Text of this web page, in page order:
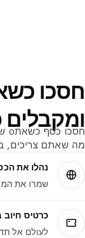
חסכו
מה שאתם צריכים,
נהלו את
שמרו את
כרטיס חיוב
לעולם אל